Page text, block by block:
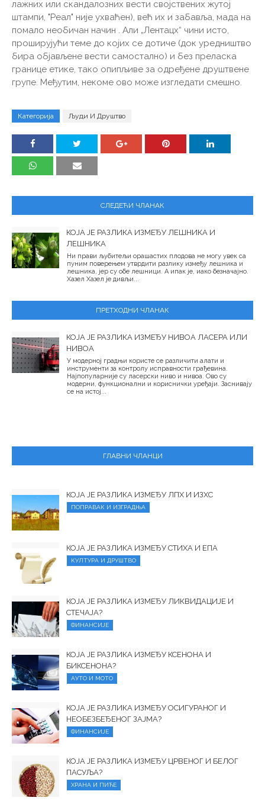
лажних или скандалозних вести својствених жутој
штампи, "Реал" није ухваћен), већ их и забавља, мада на
помало необичан начин . Али „Лентацх“ чини исто,
проширујући теме до којих се дотиче (док уредништво
бира објављене вести самостално) и без преласка
границе етике, тако опипљиве за одређене друштвене
групе. Међутим, некоме ово може изгледати смешно.
Категорија Људи И Друштво
СЛЕДЕЋИ ЧЛАНАК
КОЈА ЈЕ РАЗЛИКА ИЗМЕЂУ ЛЕШНИКА И
ЛЕШНИКА
Ни прави љубитељи орашастих плодова не могу увек са
пуним поверењем утврдити разлику између лешника и
лешника, јер су обе лешници. А ипак је, иако безначајно.
Хазел Хазел је дивљи...
ПРЕТХОДНИ ЧЛАНАК
КОЈА ЈЕ РАЗЛИКА ИЗМЕЂУ НИВОА ЛАСЕРА ​​ИЛИ
НИВОА
У модерној градњи користе се различити алати и
инструменти за контролу исправности грађевина.
Најпопуларније су ласерски ниво и нивоа. Ово су
модерни, функционални и кориснички уређаји. Заснивају
се на истој...
ГЛАВНИ ЧЛАНЦИ
КОЈА ЈЕ РАЗЛИКА ИЗМЕЂУ ЛПХ И ИЗХС
ПОПРАВАК И ИЗГРАДЊА
КОЈА ЈЕ РАЗЛИКА ИЗМЕЂУ СТИХА И ЕПА
КУЛТУРА И ДРУШТВО
КОЈА ЈЕ РАЗЛИКА ИЗМЕЂУ ЛИКВИДАЦИЈЕ И
СТЕЧАЈА?
ФИНАНСИЈЕ
КОЈА ЈЕ РАЗЛИКА ИЗМЕЂУ КСЕНОНА И
БИКСЕНОНА?
АУТО И МОТО
КОЈА ЈЕ РАЗЛИКА ИЗМЕЂУ ОСИГУРАНОГ И
НЕОБЕЗБЕЂЕНОГ ЗАЈМА?
ФИНАНСИЈЕ
КОЈА ЈЕ РАЗЛИКА ИЗМЕЂУ ЦРВЕНОГ И БЕЛОГ
ПАСУЉА?
ХРАНА И ПИЋЕ